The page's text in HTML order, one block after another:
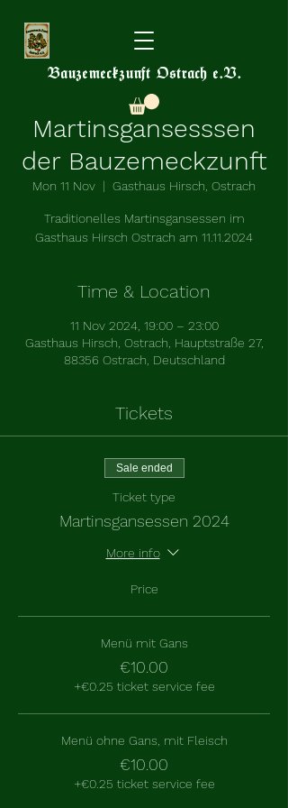
Bauzemeckzunft Ostrach e.V.
Martinsgansesssen
der Bauzemeckzunft
Mon 11 Nov
  |
Gasthaus Hirsch, Ostrach
Traditionelles Martinsgansessen im
Gasthaus Hirsch Ostrach am 11.11.2024
Time & Location
11 Nov 2024, 19:00 – 23:00
Gasthaus Hirsch, Ostrach, Hauptstraße 27,
88356 Ostrach, Deutschland
Tickets
Sale ended
Ticket type
Martinsgansessen 2024
More info
Price
Menü mit Gans
€10.00
+€0.25 ticket service fee
Menü ohne Gans, mit Fleisch
€10.00
+€0.25 ticket service fee